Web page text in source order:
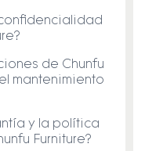
de Chunfu
mantenimiento
y la política
Furniture?